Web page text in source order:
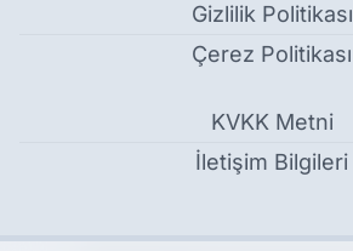
Gizlilik Politikası
Çerez Politikası
KVKK Metni
İletişim Bilgileri